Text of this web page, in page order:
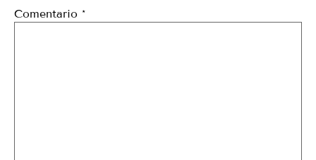
Comentario *